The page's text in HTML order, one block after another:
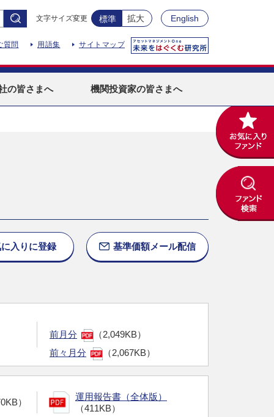
文字サイズ変更 標準 拡大 English
質問 用語集 サイトマップ
の皆さまへ 機関投資家の皆さまへ
入りに登録 基準価額メール配信
前月分
（2,049KB）
前々月分
（2,067KB）
）
運用報告書（全体版）
（411KB）